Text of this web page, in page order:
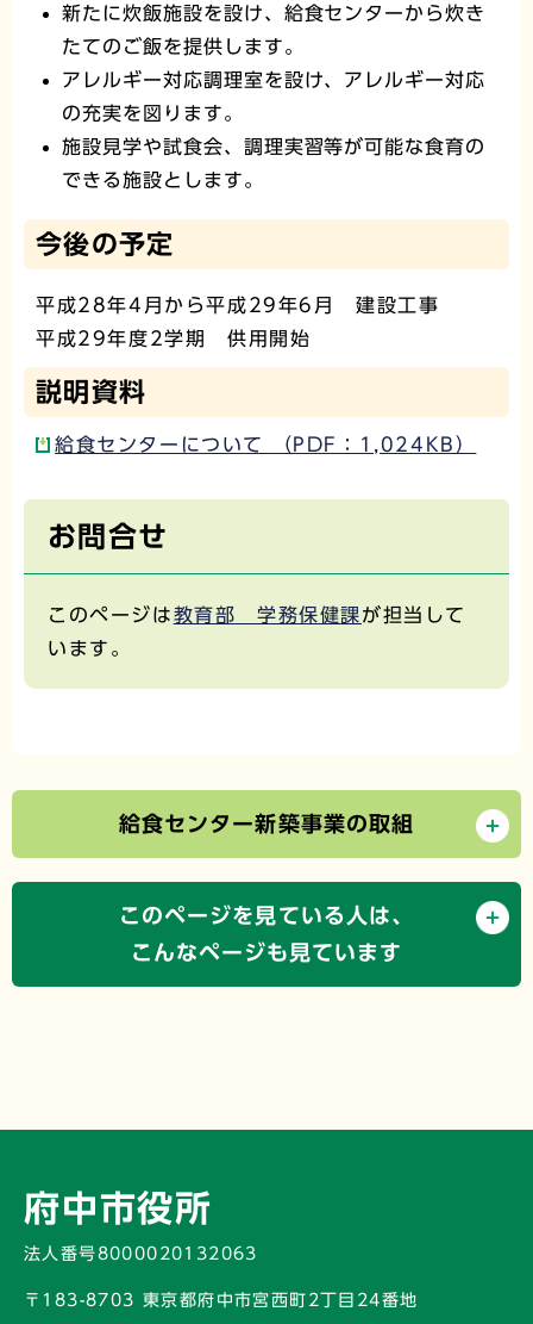
新たに炊飯施設を設け、給食センターから炊き
たてのご飯を提供します。
アレルギー対応調理室を設け、アレルギー対応
の充実を図ります。
施設見学や試食会、調理実習等が可能な食育の
できる施設とします。
今後の予定
平成28年4月から平成29年6月 建設工事
平成29年度2学期 供用開始
説明資料
給食センターについて （PDF：1,024KB）
お問合せ
このページは教育部 学務保健課が担当して
います。
給食センター新築事業の取組
このページを見ている人は、
こんなページも見ています
府中市役所
法人番号8000020132063
〒183-8703 東京都府中市宮西町2丁目24番地